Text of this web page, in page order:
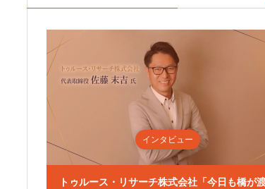
トゥルース・リサーチ株式会社「今日も橋が
インタビュー